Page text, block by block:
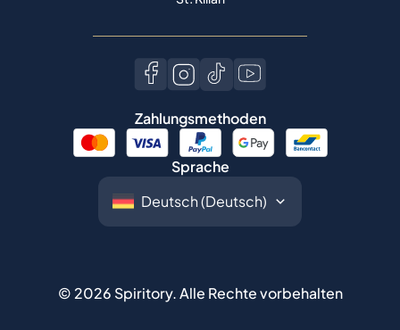
Zahlungsmethoden
Sprache
© 2026 Spiritory.Alle Rechte vorbehalten